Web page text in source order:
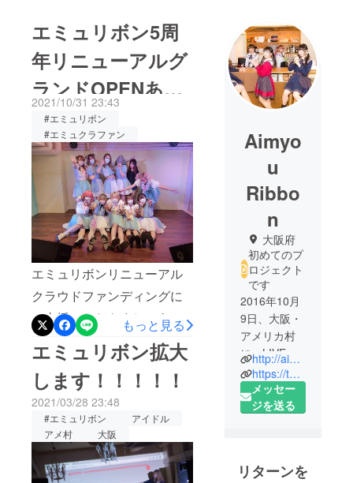
エミュリボン5周
年リニューアルグ
ランドOPENあり
がとうございま
す！！！！！！
2021/10/31 23:43
#エミュリボン
#エミュクラファン
エミュリボンリニューアル
クラウドファンディングに
ご支援いただきましてあり
がとうございます！2021年
10月9日、エミュリボン5周
年と共に新店舗Barスペース
拡大！無事にリニューアル
グランドOPENすることが
出来ました！ほんとうに、
いつも応援して下さってい
もっと見る
エミュリボン拡大
します！！！！！
2021/03/28 23:48
#エミュリボン
アイドル
アメ村
大阪
Aimyo
u
Ribbo
n
大阪府
初めてのプ
ロジェクト
です
2016年10月
9日、大阪・
アメリカ村
に、LIVE
Cafe&Bar「
Aimyou
Ribbon」
ン！
http://aimyouribbon.com
https://twitter.com/AimyouRibbon
メッセー
ジを送る
リターンを